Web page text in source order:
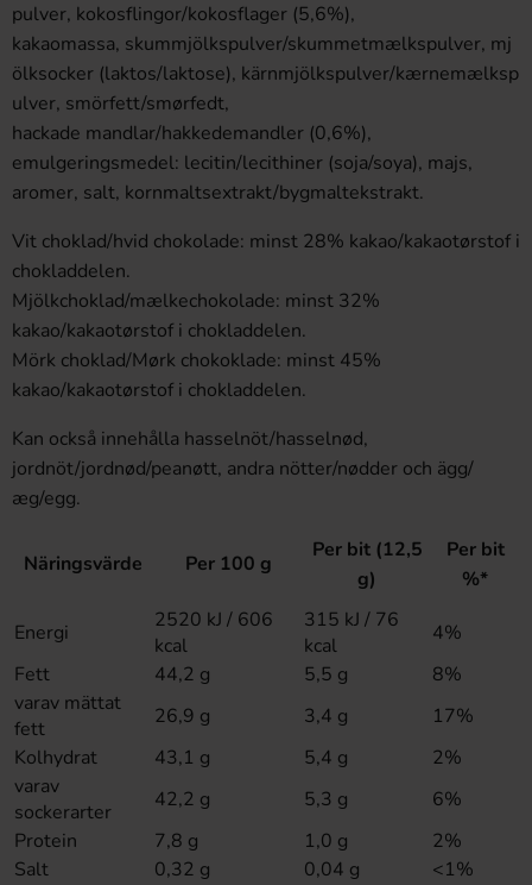
pulver, kokosflingor/kokosflager (5,6%),
kakaomassa, skummjölkspulver/skummetmælkspulver, mj
ölksocker (laktos/laktose), kärnmjölkspulver/kærnemælksp
ulver, smörfett/smørfedt,
hackade mandlar/hakkedemandler (0,6%),
emulgeringsmedel: lecitin/lecithiner (soja/soya), majs,
aromer, salt, kornmaltsextrakt/bygmaltekstrakt.
Vit choklad/hvid chokolade: minst 28% kakao/kakaotørstof i
chokladdelen.
Mjölkchoklad/mælkechokolade: minst 32%
kakao/kakaotørstof i chokladdelen.
Mörk choklad/Mørk chokoklade: minst 45%
kakao/kakaotørstof i chokladdelen.
Kan också innehålla hasselnöt/hasselnød,
jordnöt/jordnød/peanøtt, andra nötter/nødder och ägg/
æg/egg.
Näringsvärde Per 100 g
Per bit (12,5
g)
Per bit
%*
Energi
2520 kJ / 606
kcal
315 kJ / 76
kcal
4%
Fett
44,2 g 5,5 g
8%
varav mättat
fett
26,9 g 3,4 g
17%
Kolhydrat
43,1 g 5,4 g
2%
varav
sockerarter
42,2 g 5,3 g
6%
Protein
7,8 g 1,0 g
2%
Salt
0,32 g 0,04 g <1%